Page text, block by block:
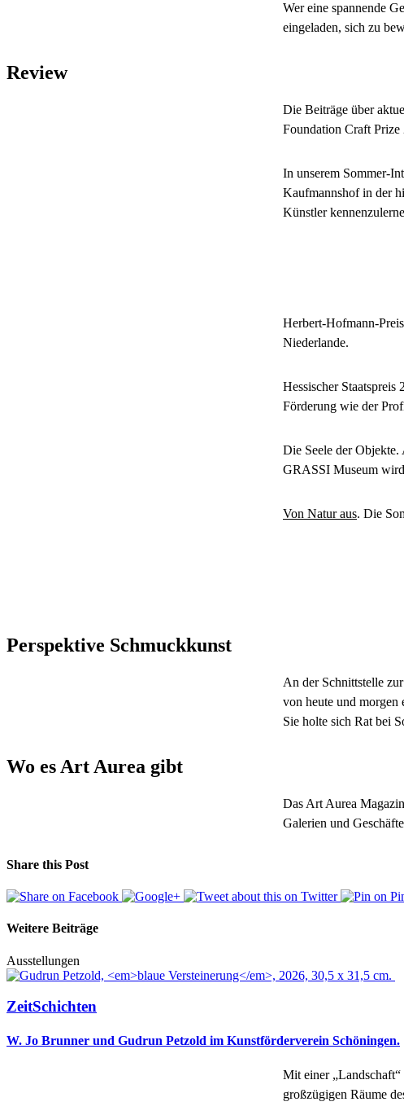
Wer eine spannende
eingeladen, sich zu
Review
Die Beiträge über
Foundation Craft Prize
In unserem Sommer-
Kaufmannshof in der
Künstler
Herbert-Hofmann-
Niederlande.
Hessischer Staatspreis
Förderung wie der
Die Seele der
GRASSI Museum
Von Natur aus. Die
Perspektive Schmuckkunst
An der Schnittstelle
von heute und morgen
Sie holte sich Rat bei
Wo es Art Aurea gibt
Das Art Aurea
Galerien und
Share this Post
Weitere Beiträge
Ausstellungen
ZeitSchichten
W. Jo Brunner und Gudrun Petzold im Kunstförderverein Schöningen.
Mit einer
großzügigen Räume